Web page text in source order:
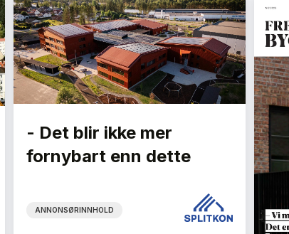
- Det blir ikke mer
fornybart enn dette
ANNONSØRINNHOLD